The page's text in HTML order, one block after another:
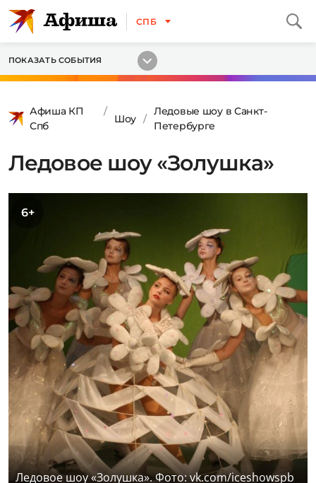
СПБ
ПОКАЗАТЬ СОБЫТИЯ
Афиша КП
Спб
Шоу
Ледовые шоу в Санкт-
Петербурге
Ледовое шоу «Золушка»
6+
Ледовое шоу «Золушка». Фото: vk.com/iceshowspb